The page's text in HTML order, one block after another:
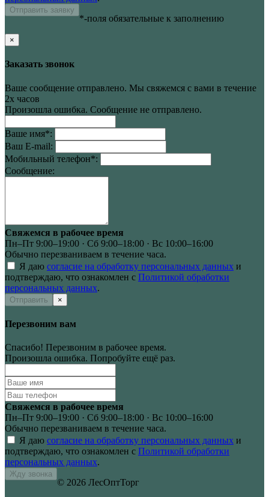
Отправить заявку
*-поля обязательные к заполнению
×
Заказать звонок
Ваше сообщение отправлено. Мы свяжемся с вами в течение
2х часов
Произошла ошибка. Сообщение не отправлено.
Ваше имя*:
Ваш E-mail:
Мобильный телефон*:
Сообщение:
Свяжемся в рабочее время
Пн–Пт 9:00–19:00 · Сб 9:00–18:00 · Вс 10:00–16:00
Обычно перезваниваем в течение часа.
Я даю согласие на обработку персональных данных и
подтверждаю, что ознакомлен с Политикой обработки
персональных данных.
Отправить ×
Перезвоним вам
Спасибо! Перезвоним в рабочее время.
Произошла ошибка. Попробуйте ещё раз.
Свяжемся в рабочее время
Пн–Пт 9:00–19:00 · Сб 9:00–18:00 · Вс 10:00–16:00
Обычно перезваниваем в течение часа.
Я даю согласие на обработку персональных данных и
подтверждаю, что ознакомлен с Политикой обработки
персональных данных.
Жду звонка
© 2026 ЛесОптТорг